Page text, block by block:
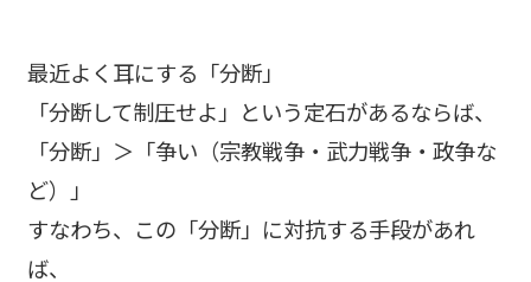
最近よく耳にする「分断」
「分断して制圧せよ」という定石があるならば、
「分断」＞「争い（宗教戦争・武力戦争・政争な
ど）」
すなわち、この「分断」に対抗する手段があれ
ば、